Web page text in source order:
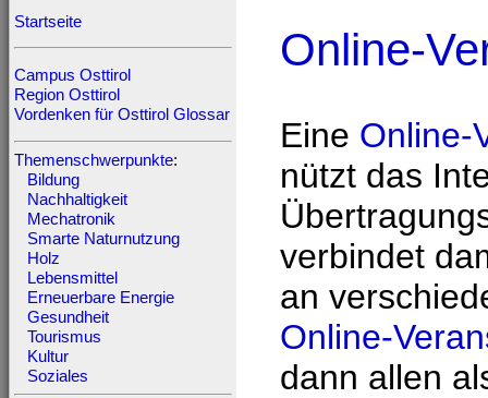
Startseite
Campus Osttirol
Region Osttirol
Vordenken für Osttirol Glossar
Themenschwerpunkte:
Bildung
Nachhaltigkeit
Mechatronik
Smarte Naturnutzung
Holz
Lebensmittel
Erneuerbare Energie
Gesundheit
Tourismus
Kultur
Soziales
Online-
Eine Online-
nützt das
verbindet
an
Online-
dann allen